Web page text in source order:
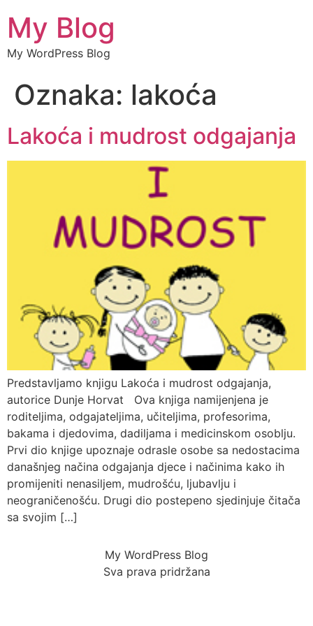
My Blog
My WordPress Blog
Oznaka: lakoća
Lakoća i mudrost odgajanja
Predstavljamo knjigu Lakoća i mudrost odgajanja,
autorice Dunje Horvat Ova knjiga namijenjena je
roditeljima, odgajateljima, učiteljima, profesorima,
bakama i djedovima, dadiljama i medicinskom osoblju.
Prvi dio knjige upoznaje odrasle osobe sa nedostacima
današnjeg načina odgajanja djece i načinima kako ih
promijeniti nenasiljem, mudrošću, ljubavlju i
neograničenošću. Drugi dio postepeno sjedinjuje čitača
sa svojim […]
My WordPress Blog
Sva prava pridržana